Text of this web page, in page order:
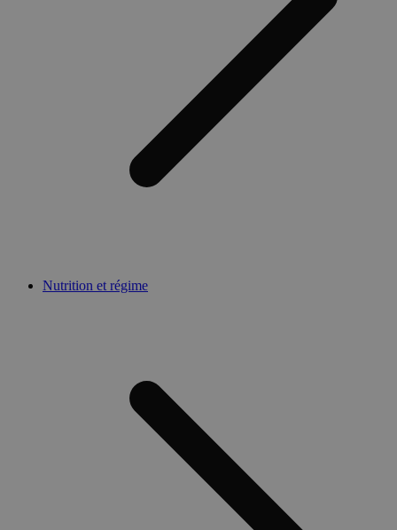
Nutrition et régime